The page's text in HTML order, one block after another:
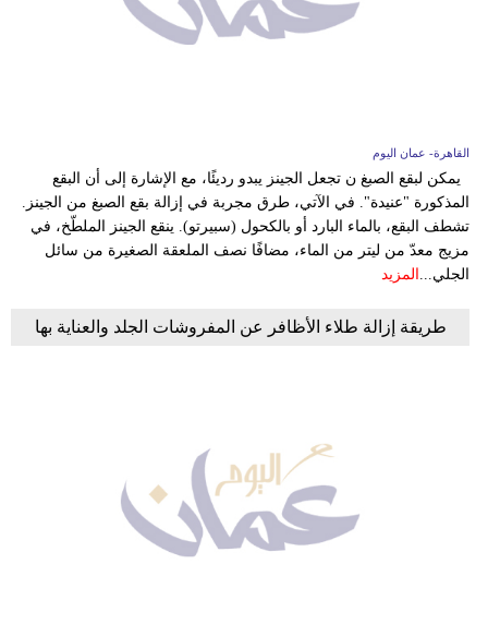
القاهرة- عمان اليوم
يمكن لبقع الصبغ ن تجعل الجينز يبدو رديئًا، مع الإشارة إلى أن البقع
المذكورة "عنيدة". في الآتي، طرق مجربة في إزالة بقع الصبغ من الجينز.
تشطف البقع، بالماء البارد أو بالكحول (سبيرتو). ينقع الجينز الملطّخ، في
مزيج معدّ من ليتر من الماء، مضافًا نصف الملعقة الصغيرة من سائل
الجلي... المزيد
طريقة إزالة طلاء الأظافر عن المفروشات الجلد والعناية بها